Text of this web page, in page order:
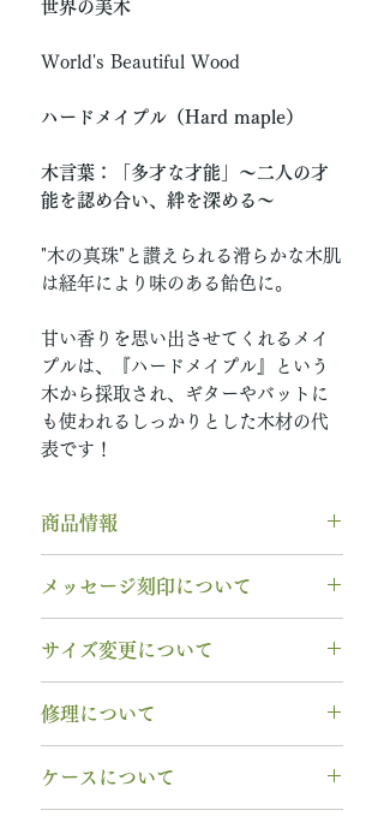
世界の美木
World's Beautiful Wood
ハードメイプル（Hard maple）
木言葉：「多才な才能」〜二人の才
能を認め合い、絆を深める〜
"木の真珠"と讃えられる滑らかな木肌
は経年により味のある飴色に。
甘い香りを思い出させてくれるメイ
プルは、『ハードメイプル』という
木から採取され、ギターやバットに
も使われるしっかりとした木材の代
表です！
商品情報
ルド）
石種： 11月 ブルートパーズ
リング幅：3.0mm
納期： 6〜7週間
石サイズ：0.1ct程度 / 直径3.0mm
メッセージ刻印について
フォント：ブロック体
以下の組み合わせが可能です。
A～Z 英字 大文字のみ（※小文
字は不可です）
0～9 数字
サイズ変更について
ません 。
み無料で新品交換
2回目以降のサイズ交換は、（その
修理について
木部、コーティング修理をご希望
ケースについて